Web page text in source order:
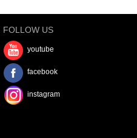
FOLLOW US
youtube
facebook
instagram